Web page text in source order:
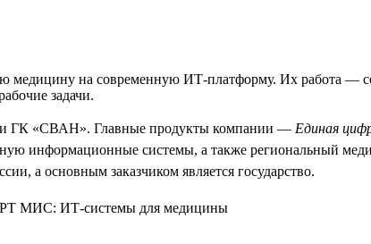
медицину на современную ИТ-платформу. Их работа —
задачи.
ГК «СВАН». Главные продукты компании — Единая
информационные системы, а также региональный
а основным заказчиком является государство.